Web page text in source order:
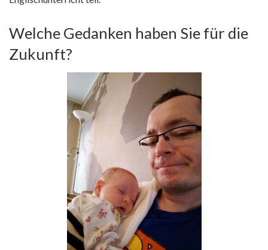
Welche Gedanken haben Sie für die
Zukunft?